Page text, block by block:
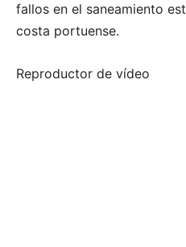
fallos en el saneamiento
costa portuense.
Reproductor de vídeo